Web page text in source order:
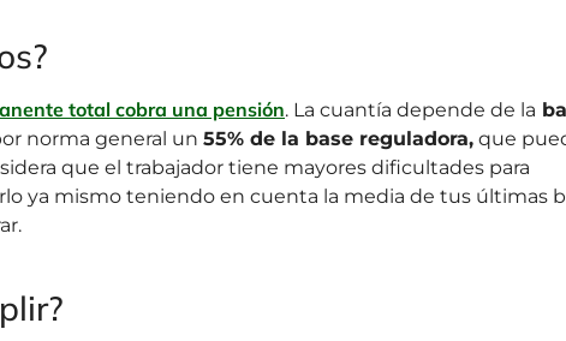
total cobra una pensión. La cuantía depende de la
norma general un 55% de la base reguladora, que
que el trabajador tiene mayores dificultades para
ya mismo teniendo en cuenta la media de tus últimas